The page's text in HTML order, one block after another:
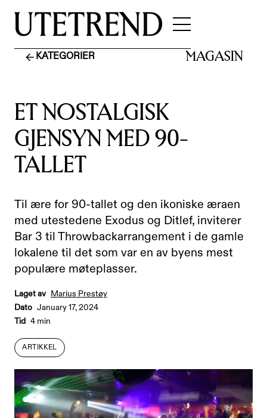
KATEGORIER MAGASIN
ET NOSTALGISK
GJENSYN MED 90-
TALLET
Til ære for 90-tallet og den ikoniske æraen
med utestedene Exodus og Ditlef, inviterer
Bar 3 til Throwbackarrangement i de gamle
lokalene til det som var en av byens mest
populære møteplasser.
Laget av Marius Prestøy
Dato January 17, 2024
Tid 4 min
ARTIKKEL
ARTIKKEL